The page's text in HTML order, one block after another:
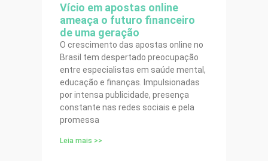
Vício em apostas online
ameaça o futuro financeiro
de uma geração
O crescimento das apostas online no
Brasil tem despertado preocupação
entre especialistas em saúde mental,
educação e finanças. Impulsionadas
por intensa publicidade, presença
constante nas redes sociais e pela
promessa
Leia mais >>